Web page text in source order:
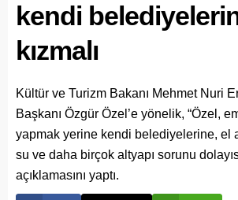
kendi
kızmalı
Kültür ve Turizm Bakanı Mehmet Nuri
Başkanı Özgür Özel’e yönelik, “Özel,
yapmak yerine kendi belediyelerine, el
su ve daha birçok altyapı sorunu
açıklamasını yaptı.